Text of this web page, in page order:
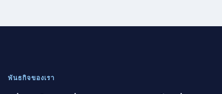
พันธกิจของเรา